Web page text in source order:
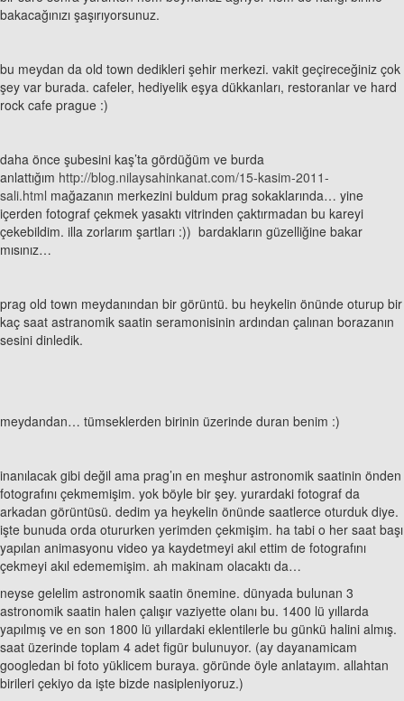
bakacağınızı şaşırıyorsunuz.
bu meydan da old town dedikleri şehir merkezi. vakit geçireceğiniz çok
şey var burada. cafeler, hediyelik eşya dükkanları, restoranlar ve hard
rock cafe prague :)
daha önce şubesini kaş’ta gördüğüm ve burda
anlattığım http://blog.nilaysahinkanat.com/15-kasim-2011-
sali.html mağazanın merkezini buldum prag sokaklarında… yine
içerden fotograf çekmek yasaktı vitrinden çaktırmadan bu kareyi
çekebildim. illa zorlarım şartları :)) bardakların güzelliğine bakar
mısınız…
prag old town meydanından bir görüntü. bu heykelin önünde oturup bir
kaç saat astranomik saatin seramonisinin ardından çalınan borazanın
sesini dinledik.
meydandan… tümseklerden birinin üzerinde duran benim :)
inanılacak gibi değil ama prag’ın en meşhur astronomik saatinin önden
fotografını çekmemişim. yok böyle bir şey. yurardaki fotograf da
arkadan görüntüsü. dedim ya heykelin önünde saatlerce oturduk diye.
işte bunuda orda otururken yerimden çekmişim. ha tabi o her saat başı
yapılan animasyonu video ya kaydetmeyi akıl ettim de fotografını
çekmeyi akıl edememişim. ah makinam olacaktı da…
neyse gelelim astronomik saatin önemine. dünyada bulunan 3
astronomik saatin halen çalışır vaziyette olanı bu. 1400 lü yıllarda
yapılmış ve en son 1800 lü yıllardaki eklentilerle bu günkü halini almış.
saat üzerinde toplam 4 adet figür bulunuyor. (ay dayanamicam
googledan bi foto yüklicem buraya. göründe öyle anlatayım. allahtan
birileri çekiyo da işte bizde nasipleniyoruz.)